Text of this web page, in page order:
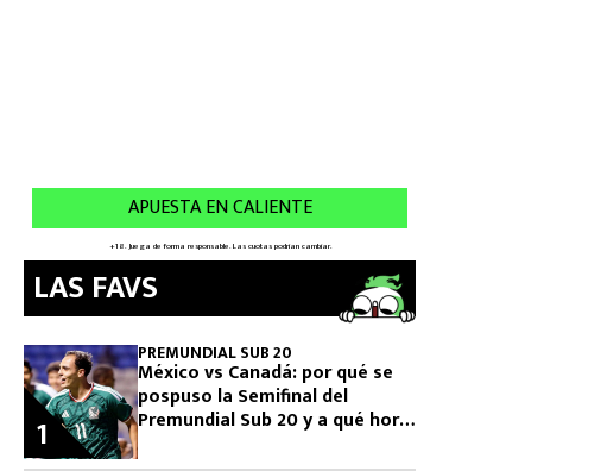
LAS FAVS
PREMUNDIAL SUB 20
México vs Canadá: por qué se
pospuso la Semifinal del
Premundial Sub 20 y a qué hora
1